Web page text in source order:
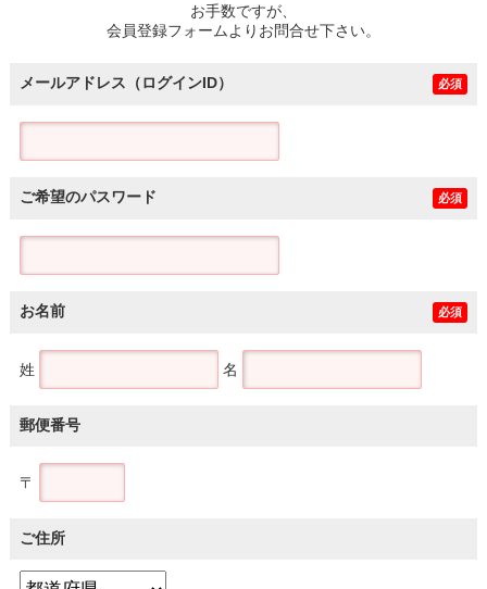
お手数ですが、
会員登録フォームよりお問合せ下さい。
メールアドレス（ログインID） 必須
ご希望のパスワード 必須
お名前 必須
姓 名
郵便番号
〒
ご住所